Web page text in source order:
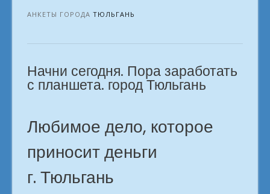
домашнего
АНКЕТЫ ГОРОДА ТЮЛЬГАНЬ
Начни сегодня. Пора заработать
с планшета. город Тюльгань
Любимое дело, которое
приносит деньги
г. Тюльгань